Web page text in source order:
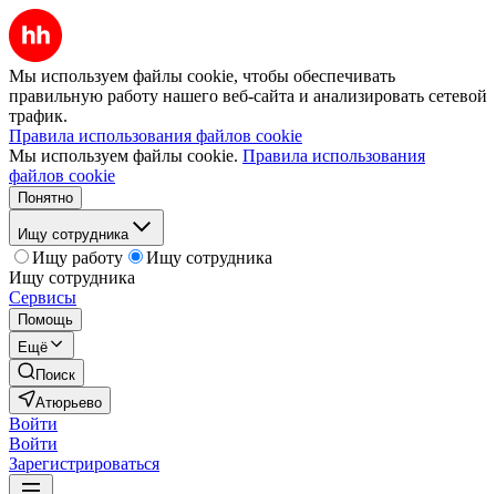
Мы используем файлы cookie, чтобы обеспечивать
правильную работу нашего веб-сайта и анализировать сетевой
трафик.
Правила использования файлов cookie
Мы используем файлы cookie. Правила использования
файлов cookie
Понятно
Ищу сотрудника
Ищу работу
Ищу сотрудника
Ищу сотрудника
Сервисы
Помощь
Ещё
Поиск
Атюрьево
Войти
Войти
Зарегистрироваться